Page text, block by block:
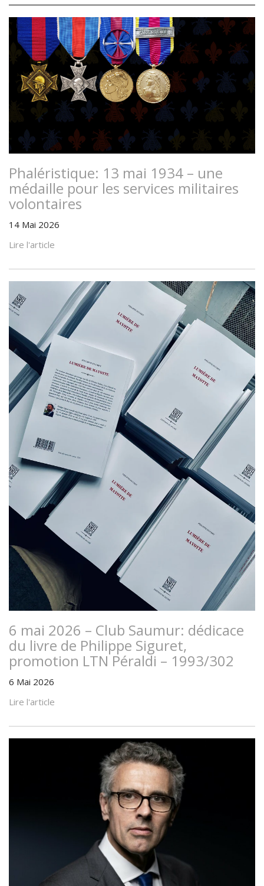
Phaléristique: 13 mai 1934 – une
médaille pour les services militaires
volontaires
14 Mai 2026
Lire l'article
6 mai 2026 – Club Saumur: dédicace
du livre de Philippe Siguret,
promotion LTN Péraldi – 1993/302
6 Mai 2026
Lire l'article